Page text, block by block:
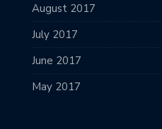
August 2017
July 2017
June 2017
May 2017